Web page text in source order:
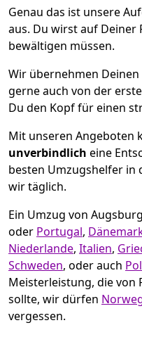
Genau das ist unsere
aus. Du wirst auf Deiner
bewältigen müssen.
Wir übernehmen
gerne auch von der
Du den Kopf für einen
Mit unseren Angeboten
unverbindlich eine
besten Umzugshelfer in
wir täglich.
Ein Umzug von
oder Portugal,
Niederlande, Italien,
Schweden, oder auch
Meisterleistung, die
sollte, wir dürfen
vergessen.